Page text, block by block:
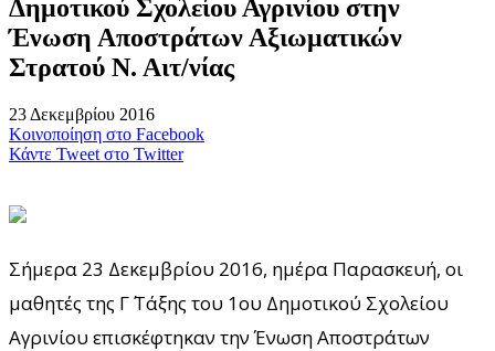
Δημοτικού Σχολείου Αγρινίου στην
Ένωση Αποστράτων Αξιωματικών
Στρατού Ν. Αιτ/νίας
23 Δεκεμβρίου 2016
Κοινοποίηση στο Facebook
Κάντε Tweet στο Twitter
Σήμερα 23 Δεκεμβρίου 2016, ημέρα Παρασκευή, οι
μαθητές της Γ΄ Τάξης του 1ου Δημοτικού Σχολείου
Αγρινίου επισκέφτηκαν την Ένωση Αποστράτων